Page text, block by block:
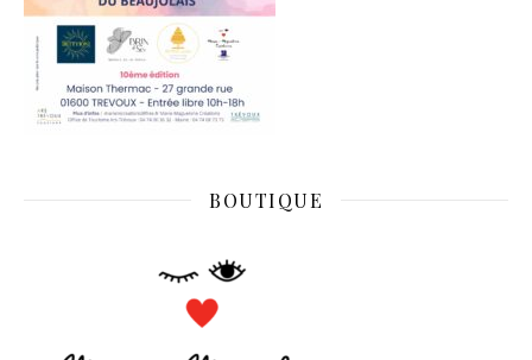
BOUTIQUE